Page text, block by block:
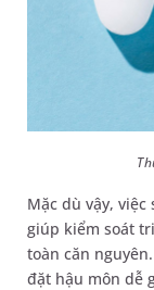
Mặc dù vậy,
giúp kiểm soát
toàn căn
đặt hậu môn dễ